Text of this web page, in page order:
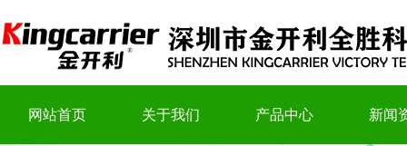
网站首页 关于我们 产品中心 新闻